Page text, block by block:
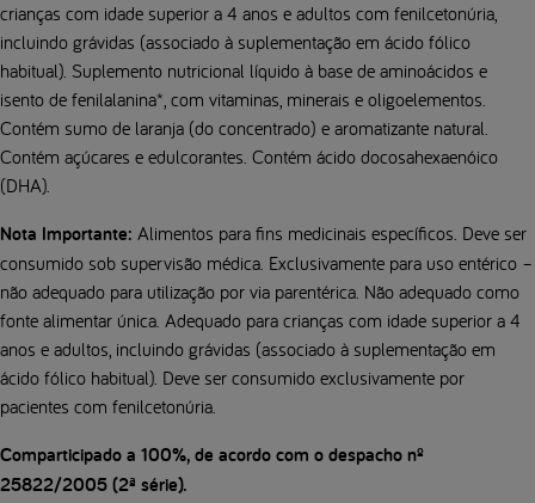
crianças com idade superior a 4 anos e adultos com fenilcetonúria,
incluindo grávidas (associado à suplementação em ácido fólico
habitual). Suplemento nutricional líquido à base de aminoácidos e
isento de fenilalanina*, com vitaminas, minerais e oligoelementos.
Contém sumo de laranja (do concentrado) e aromatizante natural.
Contém açúcares e edulcorantes. Contém ácido docosahexaenóico
(DHA).
Nota Importante: Alimentos para fins medicinais específicos. Deve ser
consumido sob supervisão médica. Exclusivamente para uso entérico –
não adequado para utilização por via parentérica. Não adequado como
fonte alimentar única. Adequado para crianças com idade superior a 4
anos e adultos, incluindo grávidas (associado à suplementação em
ácido fólico habitual). Deve ser consumido exclusivamente por
pacientes com fenilcetonúria.
Comparticipado a 100%, de acordo com o despacho nº
25822/2005 (2ª série).